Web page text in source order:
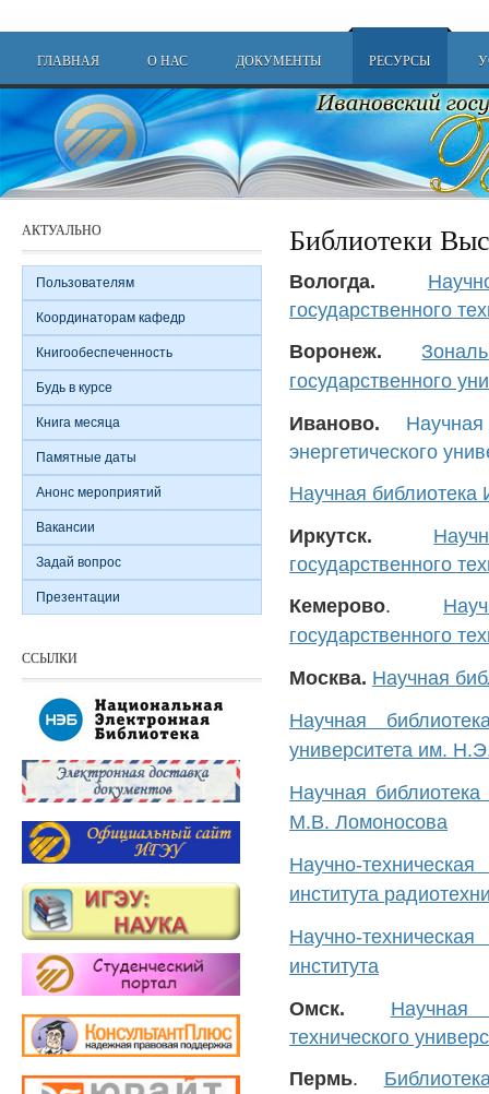
Main menu
ГЛАВНАЯ О НАС ДОКУМЕНТЫ РЕСУРСЫ
Библиотеки
Вологда.
государственного
Воронеж.
государственного
Иваново.
энергетического
Научная библиотека
Иркутск.
государственного
Кемерово.
государственного
Москва. Научная
Научная
университета им.
Научная библиотека
М.В. Ломоносова
Научно-
института
Научно-
института
Омск.
технического
Пермь.
АКТУАЛЬНО
Пользователям
Координаторам кафедр
Книгообеспеченность
Будь в курсе
Книга месяца
Памятные даты
Анонс мероприятий
Вакансии
Задай вопрос
Презентации
ССЫЛКИ